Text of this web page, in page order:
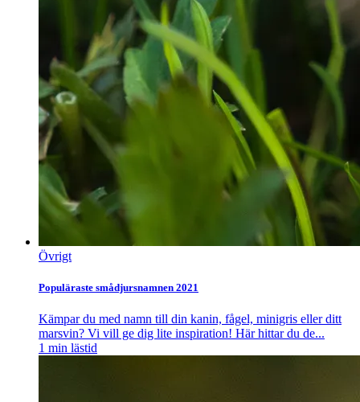
Övrigt
Populäraste smådjursnamnen 2021
Kämpar du med namn till din kanin, fågel, minigris eller ditt
marsvin? Vi vill ge dig lite inspiration! Här hittar du de...
1 min lästid